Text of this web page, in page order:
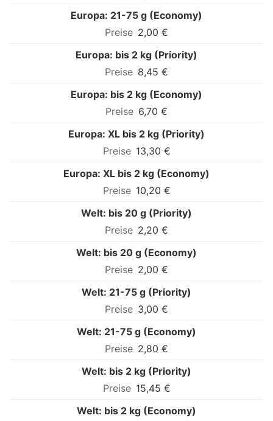
Europa: 21-75 g (Economy)
2,00 €
Europa: bis 2 kg (Priority)
8,45 €
Europa: bis 2 kg (Economy)
6,70 €
Europa: XL bis 2 kg (Priority)
13,30 €
Europa: XL bis 2 kg (Economy)
10,20 €
Welt: bis 20 g (Priority)
2,20 €
Welt: bis 20 g (Economy)
2,00 €
Welt: 21-75 g (Priority)
3,00 €
Welt: 21-75 g (Economy)
2,80 €
Welt: bis 2 kg (Priority)
15,45 €
Welt: bis 2 kg (Economy)